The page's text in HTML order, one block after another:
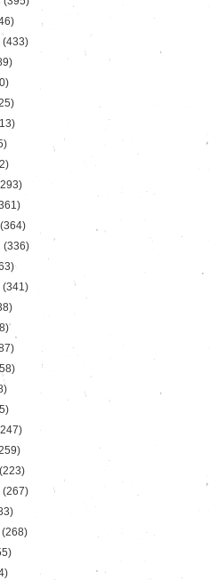
(433)
(364)
(336)
(341)
(223)
(267)
(268)